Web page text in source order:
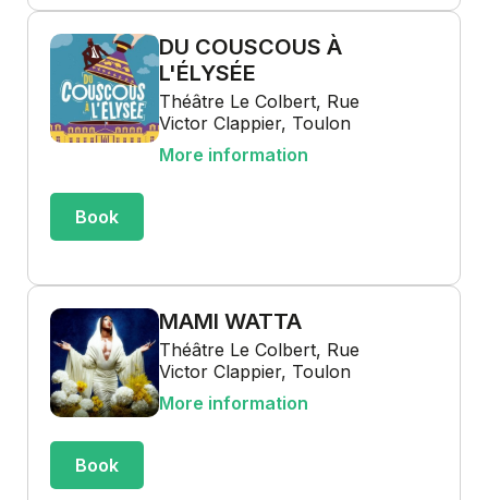
DU COUSCOUS À
L'ÉLYSÉE
Théâtre Le Colbert, Rue
Victor Clappier, Toulon
More information
Book
MAMI WATTA
Théâtre Le Colbert, Rue
Victor Clappier, Toulon
More information
Book